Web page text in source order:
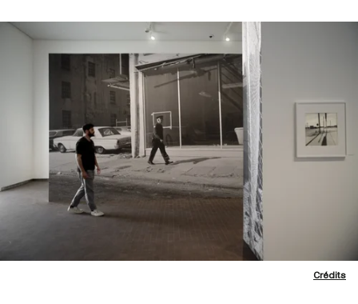
Crédits